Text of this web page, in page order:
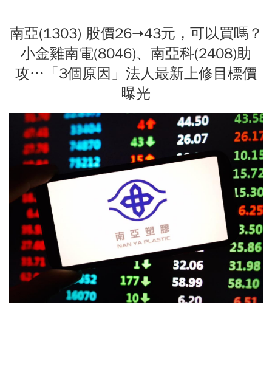
南亞(1303) 股價26➝43元，可以買嗎？
小金雞南電(8046)、南亞科(2408)助
攻…「3個原因」法人最新上修目標價
曝光